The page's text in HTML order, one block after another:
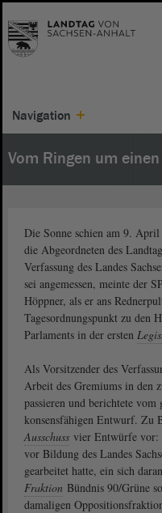
Navigation
Vom Ringen um
Die Sonne schien am 9.
die Abgeordneten des
Verfassung des Landes
sei angemessen, meinte der
Höppner, als er ans
Tagesordnungspunkt zu den
Parlaments in der ersten
Als Vorsitzender des
Arbeit des Gremiums in den
passieren und berichtete vom
konsensfähigen Entwurf. Zu
Ausschuss vier Entwürfe vor:
vor Bildung des Landes
gearbeitet hatte, ein sich
Fraktion Bündnis 90/Grüne
damaligen